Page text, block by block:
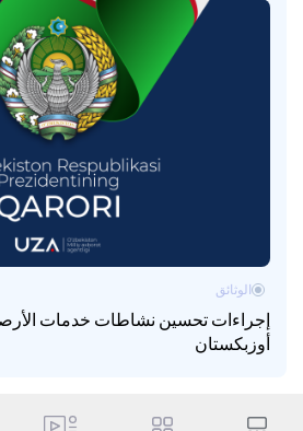
إجراءات تحسين نشاطات خدمات
أوزبكستان
الوثائق